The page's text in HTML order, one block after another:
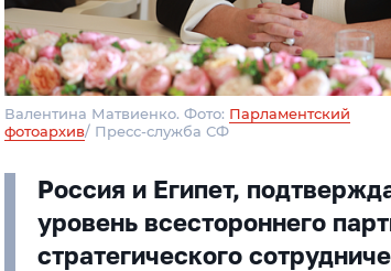
Валентина Матвиенко. Фото: Парламентский
фотоархив/ Пресс-служба СФ
Россия и Египет,
уровень всестороннего
стратегического